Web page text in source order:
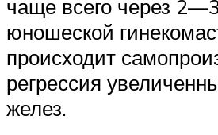
чаще всего через
юношеской
происходит
регрессия
желез.